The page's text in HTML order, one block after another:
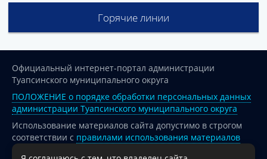
Горячие линии
Официальный интернет-портал администрации
Туапсинского муниципального округа
ПОЛОЖЕНИЕ о порядке обработки персональных данных
администрации Туапсинского муниципального округа
Использование материалов сайта допустимо в строгом
соответствии с правилами использования материалов
опубликованных на сайте